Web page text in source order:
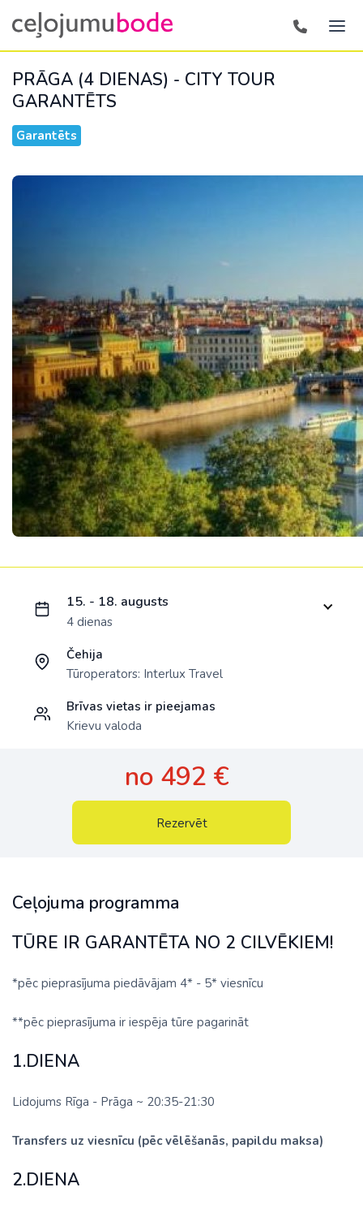
PRĀGA (4 DIENAS) - CITY TOUR
GARANTĒTS
Garantēts
Ceļojuma programma
TŪRE IR GARANTĒTA NO 2 CILVĒKIEM!
*pēc pieprasījuma piedāvājam 4* - 5* viesnīcu
**pēc pieprasījuma ir iespēja tūre pagarināt
1.DIENA
Lidojums Rīga - Prāga ~ 20:35-21:30
Transfers uz viesnīcu (pēc vēlēšanās, papildu maksa)
2.DIENA
15. - 18. augusts
4 dienas
Čehija
Tūroperators: Interlux Travel
Brīvas vietas ir pieejamas
Krievu valoda
no 492 €
Rezervēt